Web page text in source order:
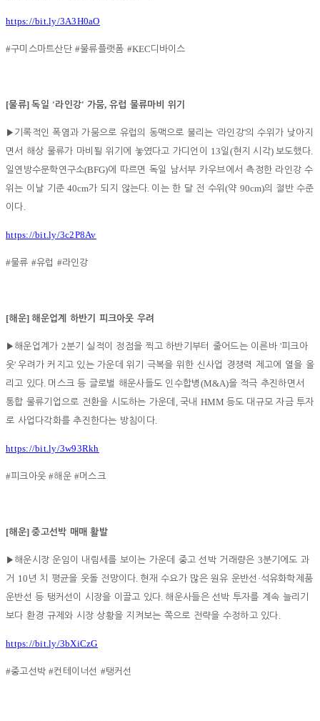
https://bit.ly/3A3H0aO
#구미스마트산단#물류플랫폼 #KEC디바이스
[물류]독일 '라인강' 가뭄, 유럽 물류마비 위기
▶ 기록적인 폭염과 가뭄으로 유럽의 동맥으로 불리는'라인강'의 수위가 낮아지
면서 해상 물류가 마비될 위기에 놓였다고 가디언이 13일 (현지 시각) 보도했다.
일연방수문학연구소(BFG)에 따르면 독일 남서부 카우브에서 측정한 라인강 수
위는 이날 기준40cm가 되지 않는다. 이는 한 달 전 수위(약 90cm)의 절반 수준
이다.
https://bit.ly/3c2P8Av
#물류 #유럽 #라인강
[해운]해운업계 하반기 피크아웃 우려
▶해운업계가 2분기 실적이 정점을 찍고 하반기부터 줄어드는 이른바'피크아
웃'우려가 커지고 있는 가운데 위기 극복을 위한 신사업 경쟁력 제고에 열을 올
리고 있다. 머스크 등 글로벌 해운사들도 인수합병 (M&A)을 적극 추진하면서
통합 물류기업으로 전환을 시도하는 가운데 , 국내 HMM 등도 대규모 자금 투자
로 사업다각화를 추진한다는 방침이다.
https://bit.ly/3w93Rkh
#피크아웃#해운#머스크
[해운]중고선박 매매 활발
▶해운시장 운임이 내림세를 보이는 가운데 중고 선박 거래량은 3분기에도 과
거
10 년 치 평균을 웃돌 전망이다. 현재 수요가 많은 원유 운반선 ·석유화학제품
운반선 등 탱커선이 시장을 이끌고 있다.해운사들은 선박 투자를 계속 늘리기
보다 환경 규제와 시장 상황을 지켜보는 쪽으로 전략을 수정하고 있다.
https://bit.ly/3bXiCzG
#중고선박#컨테이너선 #탱커선